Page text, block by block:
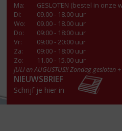
Ma:
GESLOTEN (bestel in onze
Di:
09.00 - 18.00 uur
Wo:
09.00 - 18.00 uur
Do:
09:00 - 18:00 uur
Vr:
09:00 - 20:00 uur
Za:
09:00 - 18:00 uur
Zo:
11.00 - 15.00 uur
JULI en AUGUSTUS!! Zondag gesloten
NIEUWSBRIEF
Schrijf je hier in